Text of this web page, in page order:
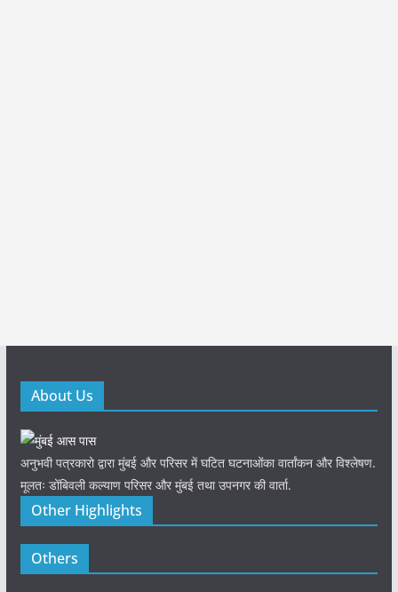
About Us
अनुभवी पत्रकारो द्वारा मुंबई और परिसर में घटित घटनाओंका वार्तांकन और विश्लेषण.
मूलतः डोंबिवली कल्याण परिसर और मुंबई तथा उपनगर की वार्ता.
Other Highlights
Others